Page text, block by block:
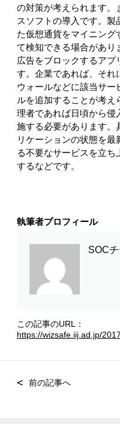
の対策が考えられます。
スソフトの導入です。製
た仮想通貨をマイニング
て検知できる場合があり
広告をブロックするアプ
す。企業であれば、それ
ウォールなどに該当サー
ルを追加することが考え
理者であれば日頃から侵
施する必要があります。
リケーションの状態を最
る不要なサービスを立ち
するなどです。
執筆者プロフィール
SOC
この記事のURL：
https://wizsafe.iij.ad.jp/